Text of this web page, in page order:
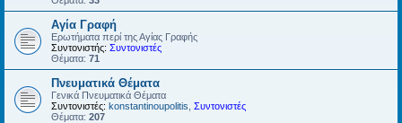
Αγία Γραφή
Ερωτήματα περί της Αγίας Γραφής
Συντονιστής: Συντονιστές
Θέματα: 71
Πνευματικά Θέματα
Γενικά Πνευματικά Θέματα
Συντονιστές: konstantinoupolitis Συντονιστές
Θέματα: 207